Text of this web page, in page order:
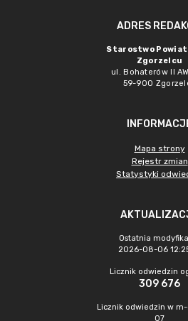
ADRES
Starostwo
Zgorzelcu
ul. Bohaterów II
59-900
Mapa strony
Rejestr zmian
Statystyki
Ostatnia
2026-08-06
Licznik odwiedzin
309 676
Licznik odwiedzin w
07